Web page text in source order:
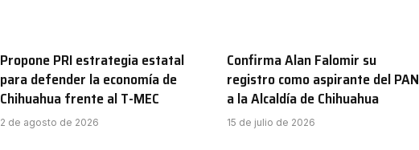
Propone PRI estrategia estatal
para defender la economía de
Chihuahua frente al T-MEC
2 de agosto de 2026
Confirma Alan Falomir su
registro como aspirante del PAN
a la Alcaldía de Chihuahua
15 de julio de 2026